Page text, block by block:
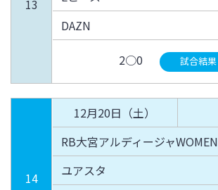
13
DAZN
2○0 試合結果
14
12月20日（土）
RB大宮アルディージャWOMEN
ユアスタ